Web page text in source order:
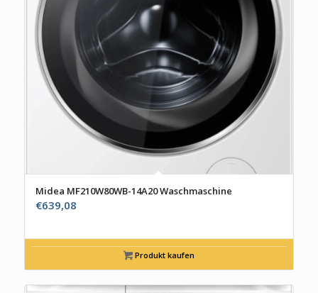
Midea MF210W80WB-14A20 Waschmaschine
€639,08
Produkt kaufen